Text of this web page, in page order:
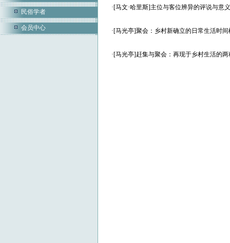
民俗学者
会员中心
·[马文·哈里斯]主位与客位辨异的评说与意义
·[马光亭]聚会：乡村新确立的日常生活时间
·[马光亭]赶集与聚会：再现于乡村生活的两